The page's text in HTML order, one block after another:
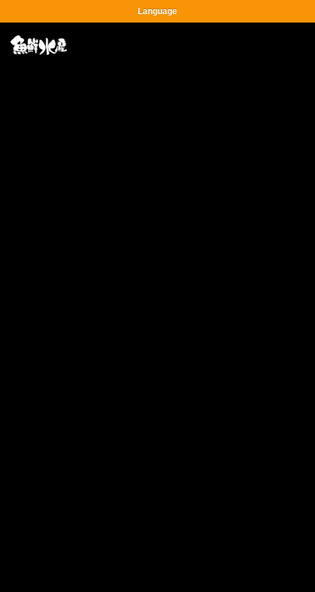
Language